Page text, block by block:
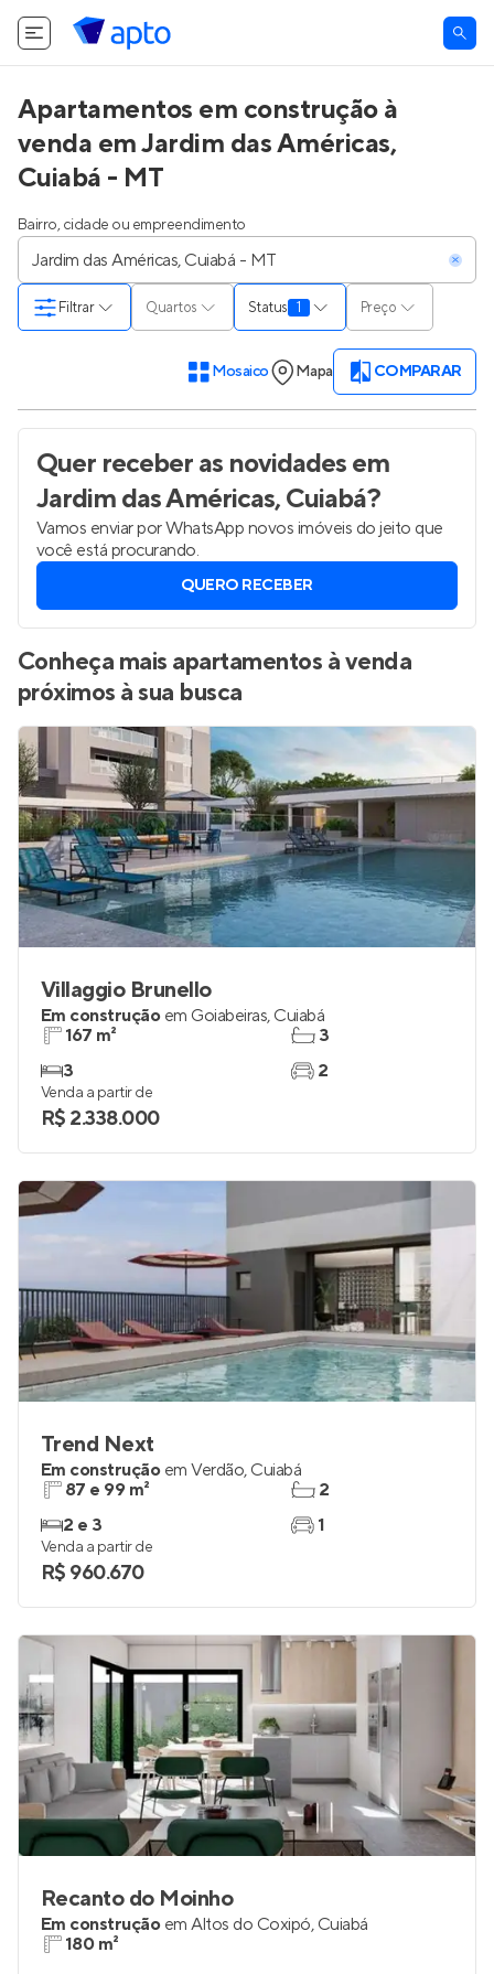
Apartamentos em construção à
venda em Jardim das Américas,
Cuiabá - MT
Bairro, cidade ou empreendimento
Quartos Status 1 Preço
Filtrar
Mosaico Mapa COMPARAR
Quer receber as novidadesem
Jardim das Américas, Cuiabá?
Vamos enviar por WhatsApp novos imóveis do jeito que
você está procurando.
QUERO RECEBER
Conheça mais apartamentos à venda
próximos à sua busca
Villaggio Brunello
Em construção em Goiabeiras, Cuiabá
167 m²
3
3
2
Venda a partir de
R$ 2.338.000
Trend Next
Em construção em Verdão, Cuiabá
87 e 99 m²
2 e 3
2
1
Venda a partir de
R$ 960.670
Recanto do Moinho
Em construção em Altos do Coxipó, Cuiabá
180 m²